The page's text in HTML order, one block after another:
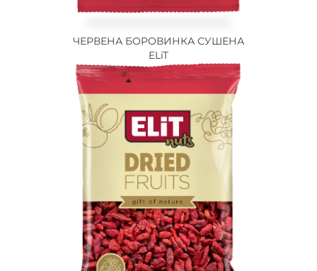
ЧЕРВЕНА БОРОВИНКА СУШЕНА
ELiT